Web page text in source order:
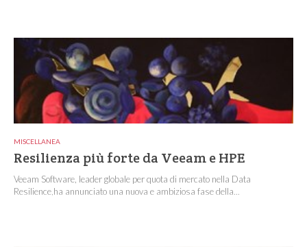
MISCELLANEA
Resilienza più forte da Veeam e HPE
Veeam Software, leader globale per quota di mercato nella Data
Resilience,ha annunciato una nuova e ambiziosa fase della...